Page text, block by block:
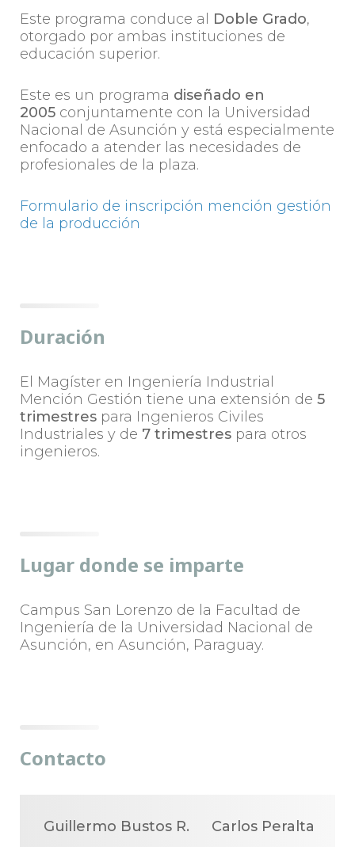
Este programa conduce al Doble Grado,
otorgado por ambas instituciones de
educación superior.
Este es un programa diseñado en
2005 conjuntamente con la Universidad
Nacional de Asunción y está especialmente
enfocado a atender las necesidades de
profesionales de la plaza.
Formulario de inscripción mención gestión
de la producción
Duración
El Magíster en Ingeniería Industrial
Mención Gestión tiene una extensión de 5
trimestres para Ingenieros Civiles
Industriales y de 7 trimestres para otros
ingenieros.
Lugar donde se imparte
Campus San Lorenzo de la Facultad de
Ingeniería de la Universidad Nacional de
Asunción, en Asunción, Paraguay.
Contacto
Guillermo Bustos R. Carlos Peralta